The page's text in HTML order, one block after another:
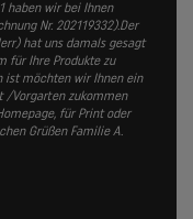
haben wir bei Ihnen
Nr. 202119332).Der
hat uns damals gesagt
für Ihre Produkte zu
ist möchten wir Ihnen ein
/Vorgarten zukommen
für Print oder
Grüßen Familie A.